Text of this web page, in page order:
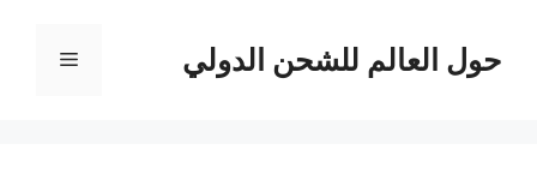
المحتوىحول العالم للشحن الدولي القائمة